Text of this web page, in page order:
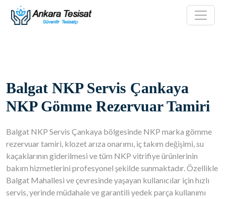
Balgat NKP Servis Çankaya
NKP Gömme Rezervuar Tamiri
Balgat NKP Servis Çankaya bölgesinde NKP marka gömme
rezervuar tamiri, klozet arıza onarımı, iç takım değişimi, su
kaçaklarının giderilmesi ve tüm NKP vitrifiye ürünlerinin
bakım hizmetlerini profesyonel şekilde sunmaktadır. Özellikle
Balgat Mahallesi ve çevresinde yaşayan kullanıcılar için hızlı
servis, yerinde müdahale ve garantili yedek parça kullanımı